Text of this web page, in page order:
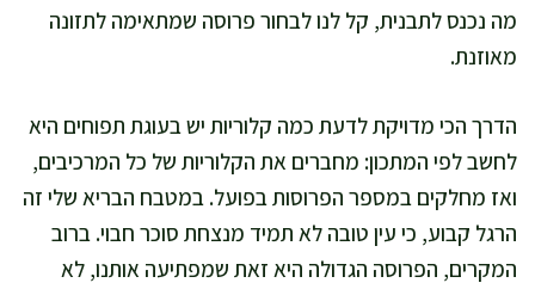
מה נכנס לתבנית, קל לנו לבחור פרוסה שמתאימה לתזונה
מאוזנת.
הדרך הכי מדויקת לדעת כמה קלוריות יש בעוגת תפוחים היא
לחשב לפי המתכון: מחברים את הקלוריות של כל המרכיבים,
ואז מחלקים במספר הפרוסות בפועל. במטבח הבריא שלי זה
הרגל קבוע, כי עין טובה לא תמיד מנצחת סוכר חבוי. ברוב
המקרים, הפרוסה הגדולה היא זאת שמפתיעה אותנו, לא